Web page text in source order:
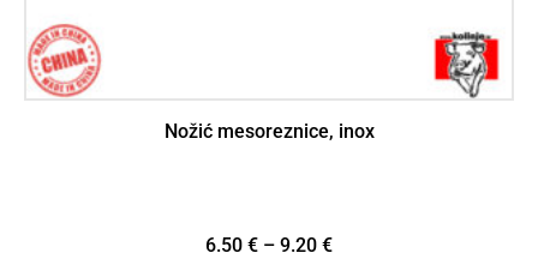
Nožić mesoreznice, inox
6.50 € – 9.20 €